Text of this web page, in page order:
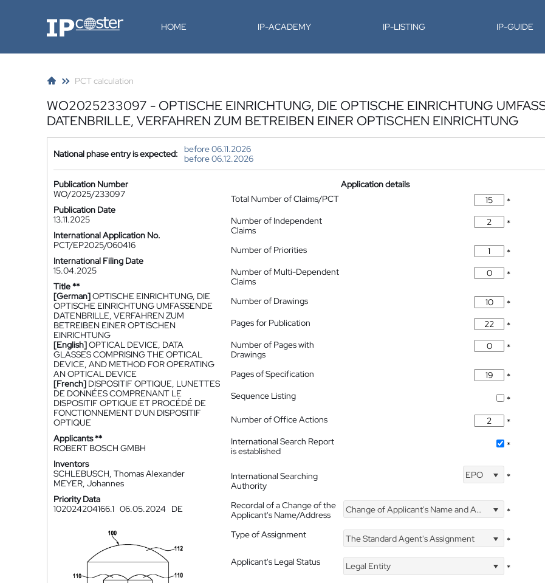
IP-Coster HOME IP-ACADEMY IP-LISTING IP-GUIDE
PCT calculation
WO2025233097 - OPTISCHE EINRICHTUNG, DIE OPTISCHE EINRICHTUNG
DATENBRILLE, VERFAHREN ZUM BETREIBEN EINER OPTISCHEN EINRICHTUNG
National phase entry is expected:
before 06.11.2026
before 06.12.2026
Publication Number
WO/2025/233097
Publication Date
13.11.2025
International Application No.
PCT/EP2025/060416
International Filing Date
15.04.2025
Title **
[German]OPTISCHE EINRICHTUNG, DIE
OPTISCHE EINRICHTUNG UMFASSENDE
DATENBRILLE, VERFAHREN ZUM
BETREIBEN EINER OPTISCHEN
EINRICHTUNG
[English]OPTICAL DEVICE, DATA
GLASSES COMPRISING THE OPTICAL
DEVICE, AND METHOD FOR OPERATING
AN OPTICAL DEVICE
[French] DISPOSITIF OPTIQUE, LUNETTES
DE DONNÉES COMPRENANT LE
DISPOSITIF OPTIQUE ET PROCÉDÉ DE
FONCTIONNEMENT D'UN DISPOSITIF
OPTIQUE
Applicants **
ROBERT BOSCH GMBH
Inventors
SCHLEBUSCH, Thomas Alexander
MEYER, Johannes
Priority Data
102024204166.1 06.05.2024 DE
Application details
Total Number of Claims/PCT
*
Number of Independent
Claims
*
Number of Priorities
*
Number of Multi-Dependent
Claims
*
Number of Drawings
*
Pages for Publication
*
Number of Pages with
Drawings
*
Pages of Specification
*
Sequence Listing
*
Number of Office Actions
*
International Search Report
is established
*
International Searching
Authority
EPO *
Recordal of a Change of the
Applicant's Name/Address
Change of Applicant's Name and Address *
Type of Assignment The Standard Agent's Assignment
*
Applicant's Legal Status
Legal Entity
*